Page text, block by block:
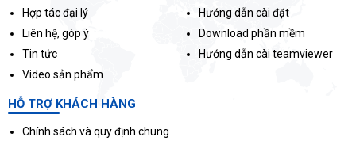
Hợp tác đại lý
Liên hệ, góp ý
Tin tức
Video sản phẩm
Hướng dẫn cài đặt
Download phần mềm
Hướng dẫn cài teamviewer
HỖ TRỢ KHÁCH HÀNG
Chính sách và quy định chung